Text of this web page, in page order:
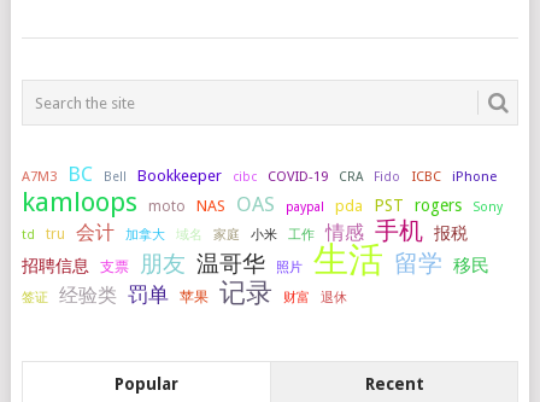
A7M3 BC Bell Bookkeeper cibc COVID-19 CRA Fido ICBC iPhone
kamloops moto NAS OAS paypal pda PST rogers
Sony
td
tru 会计 加拿大 域名 家庭 小米 工作 情感 手机 报税
招聘信息
支票 朋友 温哥华 照片 生活 留学 移民
签证 经验类 罚单 苹果 记录 财富 退休
Popular Recent